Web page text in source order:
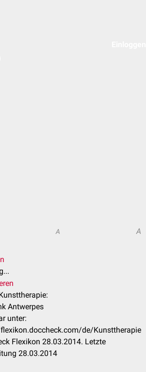
A A
Antwerpes
unter:
de/Kunsttherapie
Flexikon 28.03.2014. Letzte
28.03.2014